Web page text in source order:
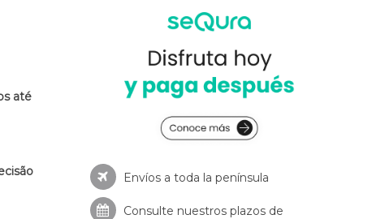
até
Envíos a toda la península
Consulte nuestros plazos de